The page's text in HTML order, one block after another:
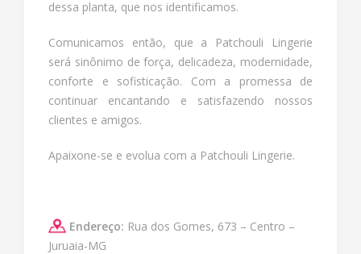
dessa planta, que nos identificamos.
Comunicamos então, que a Patchouli Lingerie
será sinônimo de força, delicadeza, modernidade,
conforte e sofisticação. Com a promessa de
continuar encantando e satisfazendo nossos
clientes e amigos.
Apaixone-se e evolua com a Patchouli Lingerie.
Endereço: Rua dos Gomes, 673 – Centro –
Juruaia-MG